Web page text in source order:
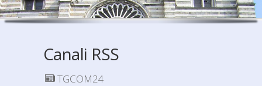
Canali RSS
TGCOM24